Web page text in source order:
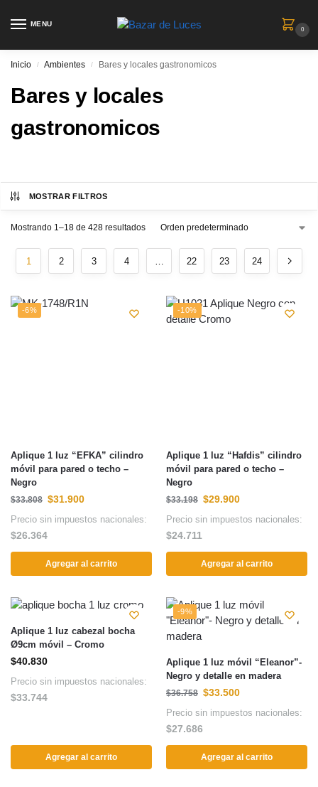
MENU
0
Inicio / Ambientes / Bares y locales gastronomicos
Bares y locales
gastronomicos
MOSTRAR FILTROS
Mostrando 1–18 de 428 resultados
1 2 3 4 … 22 23 24
-6%
Aplique 1 luz “EFKA” cilindro
móvil para pared o techo –
Negro
$33.808 $31.900
Precio sin impuestos nacionales:
$26.364
Agregar al carrito
-10%
Aplique 1 luz “Hafdis” cilindro
móvil para pared o techo –
Negro
$33.198 $29.900
Precio sin impuestos nacionales:
$24.711
Agregar al carrito
Aplique 1 luz cabezal bocha
Ø9cm móvil – Cromo
$40.830
Precio sin impuestos nacionales:
$33.744
Agregar al carrito
-9%
Aplique 1 luz móvil “Eleanor”-
Negro y detalle en madera
$36.758 $33.500
Precio sin impuestos nacionales:
$27.686
Agregar al carrito